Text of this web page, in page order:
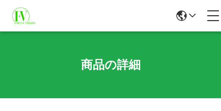
商品の詳細